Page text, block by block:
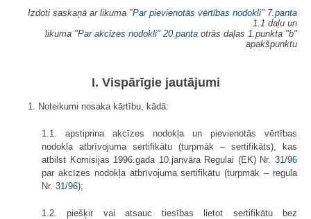
Izdoti saskaņā ar likuma "Par pievienotās vērtības nodokli" 7.panta
1.1 daļu un
likuma "Par akcīzes nodokli" 20.panta otrās daļas 1.punkta "b"
apakšpunktu
I. Vispārīgie jautājumi
1. Noteikumi nosaka kārtību, kādā:
1.1. apstiprina akcīzes nodokļa un pievienotās vērtības
nodokļa atbrīvojuma sertifikātu (turpmāk – sertifikāts), kas
atbilst Komisijas 1996.gada 10.janvāra Regulai (EK) Nr. 31/96
par akcīzes nodokļa atbrīvojuma sertifikātu (turpmāk – regula
Nr. 31/96);
1.2. piešķir vai atsauc tiesības lietot sertifikātu bez